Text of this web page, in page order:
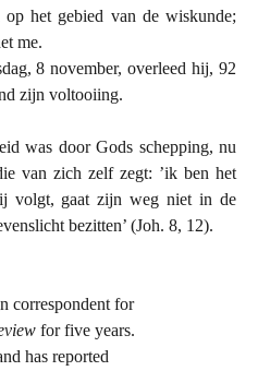
het gebied van de wiskunde;
me.
8 november, overleed hij, 92
zijn voltooiing.
was door Gods schepping, nu
van zich zelf zegt: ’ik ben het
volgt, gaat zijn weg niet in de
bezitten’ (Joh. 8, 12).
correspondent for
for five years.
has reported